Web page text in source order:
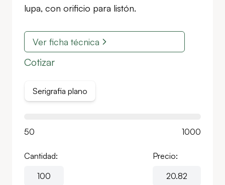
lupa, con orificio para listón.
Ver ficha técnica
Cotizar
Serigrafia plano
50 1000
Cantidad: Precio: